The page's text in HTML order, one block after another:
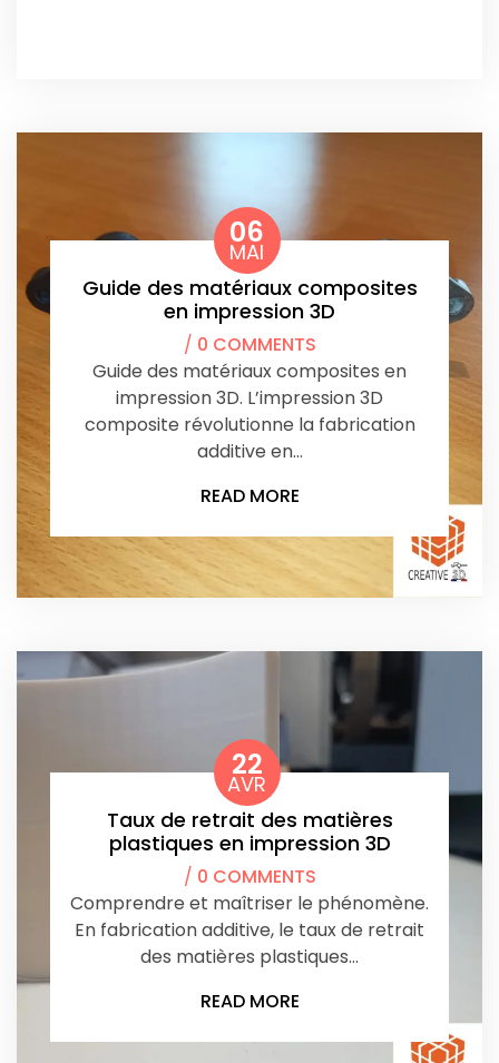
06
MAI
Guide des matériaux composites
en impression 3D
/ 0 COMMENTS
Guide des matériaux composites en
impression 3D. L’impression 3D
composite révolutionne la fabrication
additive en…
READ MORE
22
AVR
Taux de retrait des matières
plastiques en impression 3D
/ 0 COMMENTS
Comprendre et maîtriser le phénomène.
En fabrication additive, le taux de retrait
des matières plastiques…
READ MORE